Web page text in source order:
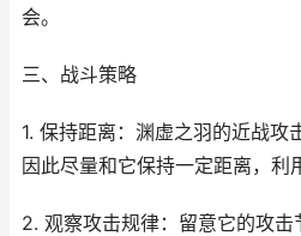
会。
三、战斗策略
1. 保持距离：渊虚之羽的近战攻
因此尽量和它保持一定距离，利
2. 观察攻击规律：留意它的攻